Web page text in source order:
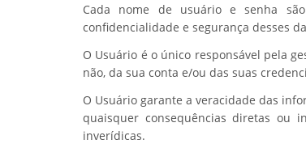
Cada nome de usuário e senha
confidencialidade e segurança desses
O Usuário é o único responsável pela
não, da sua conta e/ou das suas
O Usuário garante a veracidade das
quaisquer consequências diretas ou
inverídicas.